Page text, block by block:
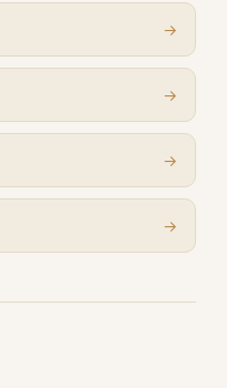
→
→
→
→